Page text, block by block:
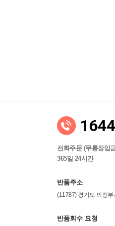
전화주문 (무통장입
365일 24시간
반품주소
(11787) 경기도 의정
반품회수 요청